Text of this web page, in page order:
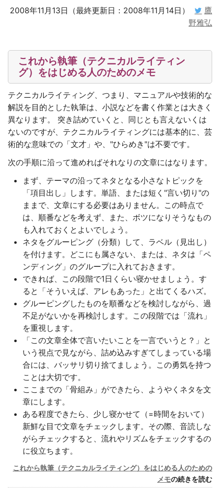
2008年11月13日（最終更新日：2008年11月14日）
鷹
野雅弘
これから執筆（テクニカルライティン
グ）をはじめる人のためのメモ
テクニカルライティング、つまり、マニュアルや技術的な
解説を目的とした執筆は、小説などを書く作業とは大きく
異なります。 突き詰めていくと、同じとも言えないくは
ないのですが、テクニカルライティングには基本的に、芸
術的な意味での「文才」や、"ひらめき"は不要です。
次の手順に沿って進めればそれなりの文章にはなります。
まず、テーマの沿ってネタとなる小さなトピックを
「項目出し」します。単語、または短く"言い切り"の
ままで、文章にする必要はありません。この時点で
は、順番などを考えず、また、ボツになりそうなもの
も入れておくとよいでしょう。
ネタをグルーピング（分類）して、ラベル（見出し）
を付けます。どこにも属さない、または、ネタは「ペ
ンディング」のグループに入れておきます。
できれば、この段階で1日くらい寝かせましょう。す
ると「そういえば、アレもあった」と出てくるハズ。
グルーピングしたものを順番などを検討しながら、過
不足がないかを再検討します。この段階では「流れ」
を重視します。
「この文章全体で言いたいことを一言でいうと？」と
いう視点で見ながら、詰め込みすぎてしまっている場
合には、バッサリ切り捨てましょう。この勇気を持つ
ことは大切です。
ここまでの「骨組み」ができたら、ようやくネタを文
章にします。
ある程度できたら、少し寝かせて（=時間をおいて）
新鮮な目で文章をチェックします。その際、音読しな
がらチェックすると、流れやリズムをチェックするの
に役立ちます。
これから執筆（テクニカルライティング）をはじめる人のための
メモの続きを読む